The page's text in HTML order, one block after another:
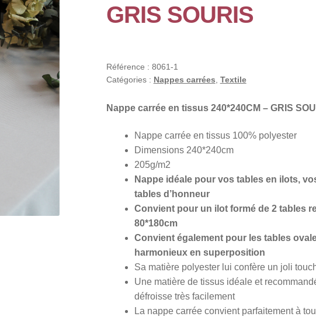
🔍
GRIS SOURIS
Référence : 8061-1
Catégories : Nappes carrées Textile
Nappe carrée en tissus 240*240CM – GRIS
Nappe carrée en tissus 100% polyester
Dimensions 240*240cm
205g/m2
Nappe idéale pour vos tables en ilots,
tables d’honneur
Convient pour un ilot formé de 2 tables
80*180cm
Convient également pour les tables
harmonieux en superposition
Sa matière polyester lui confère un joli
Une matière de tissus idéale et
défroisse très facilement
La nappe carrée convient parfaitement à